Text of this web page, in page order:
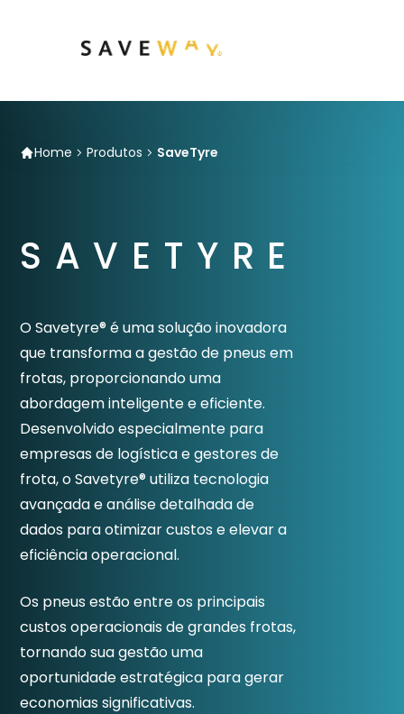
Home Produtos SaveTyre
SAVETYRE
O Savetyre® é uma solução inovadora
que transforma a gestão de pneus em
frotas, proporcionando uma
abordagem inteligente e eficiente.
Desenvolvido especialmente para
empresas de logística e gestores de
frota, o Savetyre® utiliza tecnologia
avançada e análise detalhada de
dados para otimizar custos e elevar a
eficiência operacional.
Os pneus estão entre os principais
custos operacionais de grandes frotas,
tornando sua gestão uma
oportunidade estratégica para gerar
economias significativas.